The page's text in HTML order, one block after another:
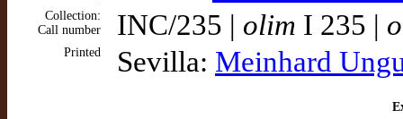
Collection:
Call number
INC/235 | olim I 235 |
Printed Sevilla: Meinhard